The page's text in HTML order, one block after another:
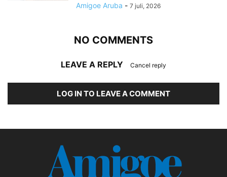
Amigoe Aruba - 7 juli, 2026
NO COMMENTS
LEAVE A REPLY Cancel reply
LOG IN TO LEAVE A COMMENT